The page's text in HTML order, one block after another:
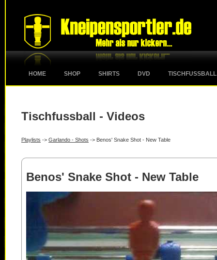
HOME SHOP SHIRTS DVD TISCHFUSSBALL
Tischfussball - Videos
Playlists -> Garlando - Shots -> Benos' Snake Shot - New Table
Benos' Snake Shot - New Table